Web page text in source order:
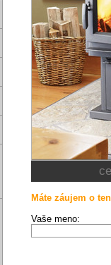
Máte záujem o
Vaše meno: